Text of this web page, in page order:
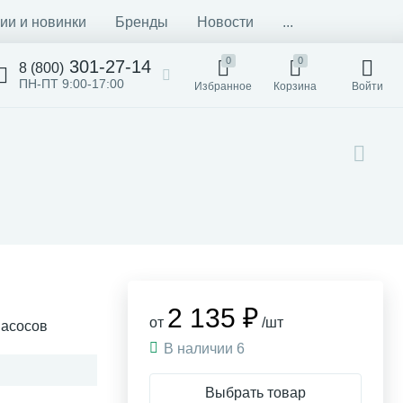
и новинки Бренды Новости ...
8 (800) 301-27-14
ПН-ПТ 9:00-17:00
0
Избранное
0
Корзина Войти
от 2 135 ₽ /шт
В наличии 6
Выбрать товар